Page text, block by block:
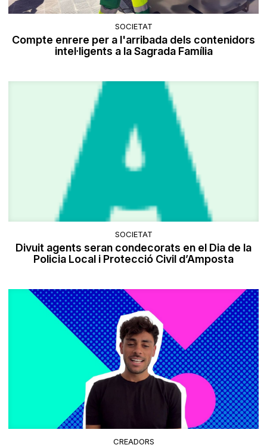
SOCIETAT
Compte enrere per a l'arribada dels contenidors
intel·ligents a la Sagrada Família
SOCIETAT
Divuit agents seran condecorats en el Dia de la
Policia Local i Protecció Civil d’Amposta
CREADORS